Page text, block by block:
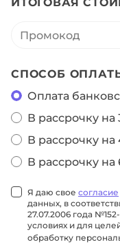
СПОСОБ
Оплата
В рассрочку на
В рассрочку на
В рассрочку на
Я даю свое согласие
данных, в
27.07.2006 года
условиях и для
обработку